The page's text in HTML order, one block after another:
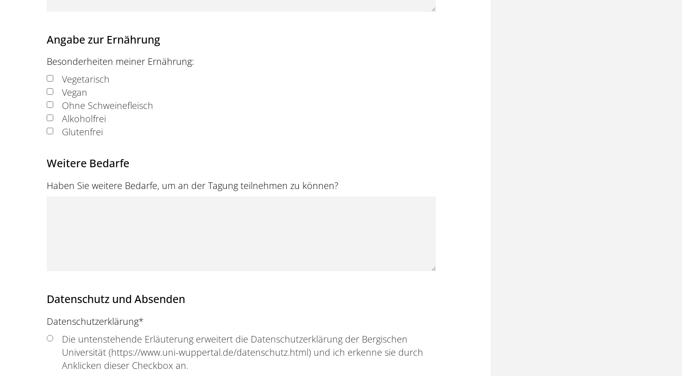
Angabe zur Ernährung
Besonderheiten meiner Ernährung:
Vegetarisch
Vegan
Ohne Schweinefleisch
Alkoholfrei
Glutenfrei
Weitere Bedarfe
Haben Sie weitere Bedarfe, um an der Tagung teilnehmen zu können?
Datenschutz und Absenden
Datenschutzerklärung*
Die untenstehende Erläuterung erweitert die Datenschutzerklärung der Bergischen
Universität (https://www.uni-wuppertal.de/datenschutz.html) und ich erkenne sie durch
Anklicken dieser Checkbox an.